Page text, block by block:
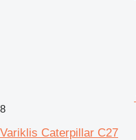
8
Variklis Caterpillar C27